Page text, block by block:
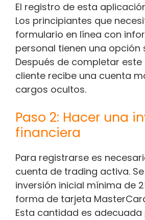
El registro de esta
Los principiantes que
formulario en línea con
personal tienen una opción
Después de completar
cliente recibe una cuenta
cargos ocultos.
Paso 2: Hacer una
financiera
Para registrarse es
cuenta de trading activa.
inversión inicial mínima de
forma de tarjeta
Esta cantidad es adecuada